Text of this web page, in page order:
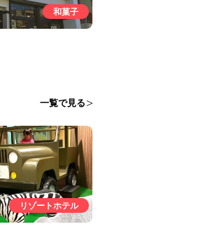
和菓子
一覧で見る
リゾートホテル